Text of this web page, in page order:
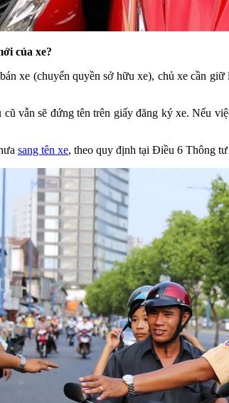
của xe?
xe (chuyển quyền sở hữu xe), chủ xe cần
vẫn sẽ đứng tên trên giấy đăng ký xe. Nếu
sang tên xe, theo quy định tại Điều 6 Thông